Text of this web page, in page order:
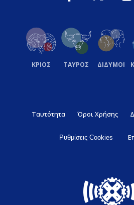
ΚΡΙΟΣ ΤΑΥΡΟΣ ΔΙΔΥΜΟΙ
Ταυτότητα Όροι Χρήσης
Ρυθμίσεις Cookies